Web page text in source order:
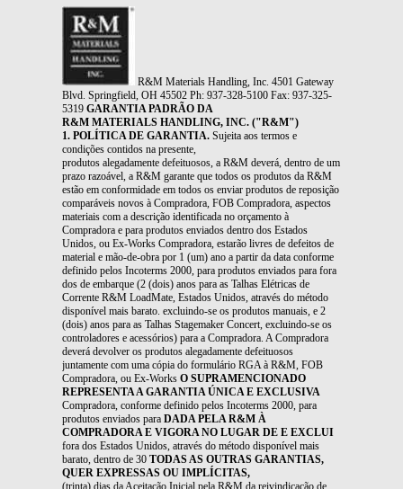
R&M Materials Handling, Inc. 4501 Gateway
Blvd. Springfield, OH 45502 Ph: 937-328-5100 Fax: 937-325-
5319 GARANTIA PADRÃO DA
R&M MATERIALS HANDLING, INC. ("R&M")
1. POLÍTICA DE GARANTIA. Sujeita aos termos e
condições contidos na presente,
produtos alegadamente defeituosos, a R&M deverá, dentro de um
prazo razoável, a R&M garante que todos os produtos da R&M
estão em conformidade em todos os enviar produtos de reposição
comparáveis novos à Compradora, FOB Compradora, aspectos
materiais com a descrição identificada no orçamento à
Compradora e para produtos enviados dentro dos Estados
Unidos, ou Ex-Works Compradora, estarão livres de defeitos de
material e mão-de-obra por 1 (um) ano a partir da data conforme
definido pelos Incoterms 2000, para produtos enviados para fora
dos de embarque (2 (dois) anos para as Talhas Elétricas de
Corrente R&M LoadMate, Estados Unidos, através do método
disponível mais barato. excluindo-se os produtos manuais, e 2
(dois) anos para as Talhas Stagemaker Concert, excluindo-se os
controladores e acessórios) para a Compradora. A Compradora
deverá devolver os produtos alegadamente defeituosos
juntamente com uma cópia do formulário RGA à R&M, FOB
Compradora, ou Ex-Works O SUPRAMENCIONADO
REPRESENTA A GARANTIA ÚNICA E EXCLUSIVA
Compradora, conforme definido pelos Incoterms 2000, para
produtos enviados para DADA PELA R&M À
COMPRADORA E VIGORA NO LUGAR DE E EXCLUI
fora dos Estados Unidos, através do método disponível mais
barato, dentro de 30 TODAS AS OUTRAS GARANTIAS,
QUER EXPRESSAS OU IMPLÍCITAS,
(trinta) dias da Aceitação Inicial pela R&M da reivindicação de